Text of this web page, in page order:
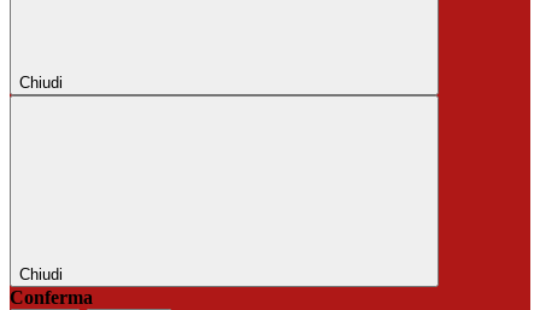
Chiudi
Chiudi
Conferma